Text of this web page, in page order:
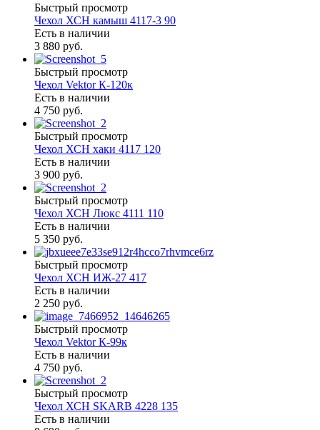
Быстрый просмотр
Чехол ХСН камыш 4117-3 90
Есть в наличии
3 880 руб.
Быстрый просмотр
Чехол Vektor К-120к
Есть в наличии
4 750 руб.
Быстрый просмотр
Чехол ХСН хаки 4117 120
Есть в наличии
3 900 руб.
Быстрый просмотр
Чехол ХСН Люкс 4111 110
Есть в наличии
5 350 руб.
Быстрый просмотр
Чехол ХСН ИЖ-27 417
Есть в наличии
2 250 руб.
Быстрый просмотр
Чехол Vektor К-99к
Есть в наличии
4 750 руб.
Быстрый просмотр
Чехол ХСН SKARB 4228 135
Есть в наличии